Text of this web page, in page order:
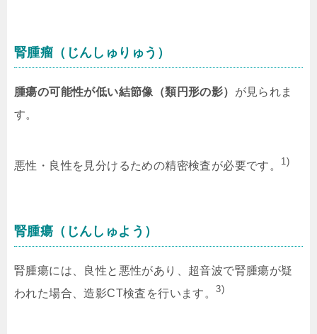
腎腫瘤（じんしゅりゅう）
腫瘍の可能性が低い結節像（類円形の影） が見られま
す。
悪性・良性を見分けるための精密検査が必要です。 1)
腎腫瘍（じんしゅよう）
腎腫瘍には、良性と悪性があり、超音波で腎腫瘍が疑
われた場合、造影CT検査を行います。3)